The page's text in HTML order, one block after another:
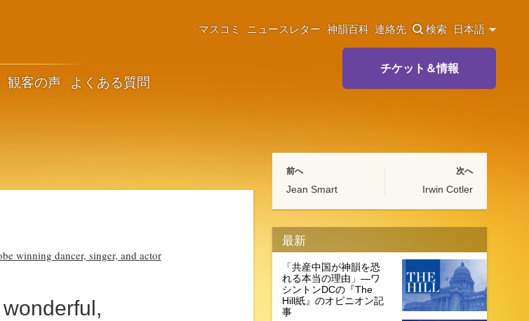
観客の声 よくある質問
マスコミ ニュースレター 神韻百科 連絡先 検索 日本語
チケット＆情報
winning dancer, singer, and actor
前へ
Jean Smart
次へ
Irwin Cotler
最新
「共産中国が神韻を恐
れる本当の理由」―ワ
シントンDCの『The
Hill紙』のオピニオン記
事